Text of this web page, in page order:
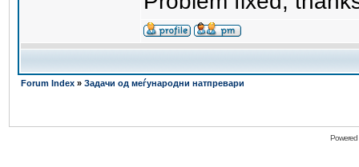
Forum Index » Задачи од меѓународни натпревари